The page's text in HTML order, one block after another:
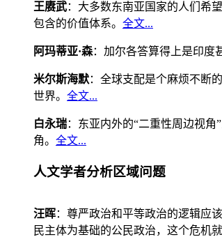
王赓武：大多数东南亚国家的人们希
包含的价值体系。 全文...
阿玛蒂亚·森：加尔各答算得上是印度
米尔斯海默：全球支配是个麻烦不断
世界。 全文...
白永瑞：东亚内外的“二重性周边视
角。 全文...
人文学者分析区域问题
汪晖：尊严政治和平等政治的逻辑应
民主体为基础的公民政治，这个危机